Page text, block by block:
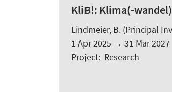
KliB!: Klima(-
Lindmeier, B. (Principal
1 Apr 2025 → 31 Mar 2027
Project: Research